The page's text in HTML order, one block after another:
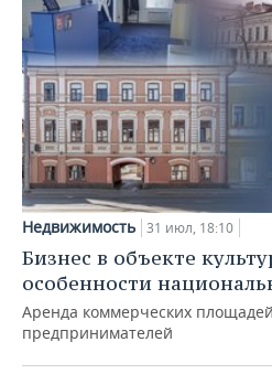
Недвижимость 31 июл, 18:10
Бизнес в объекте
особенности
Аренда коммерческих
предпринимателей